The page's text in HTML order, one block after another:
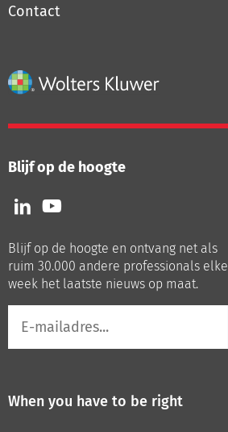
Contact
Blijf op de hoogte
Volg
ons
LinkedIn
Volg
ons
Youtube
Blijf op de hoogte en ontvang net als
ruim 30.000 andere professionals elke
week het laatste nieuws op maat.
mailadres
When you have to be right